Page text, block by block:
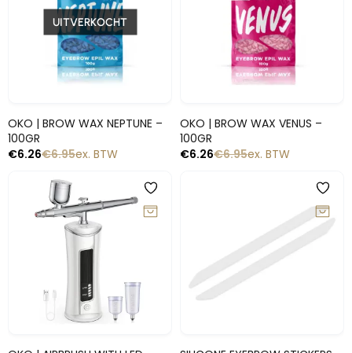
UITVERKOCHT
OKO | BROW WAX NEPTUNE –
100GR
€6.95
€6.26 ex. BTW
OKO | BROW WAX VENUS –
100GR
€6.95
€6.26 ex. BTW